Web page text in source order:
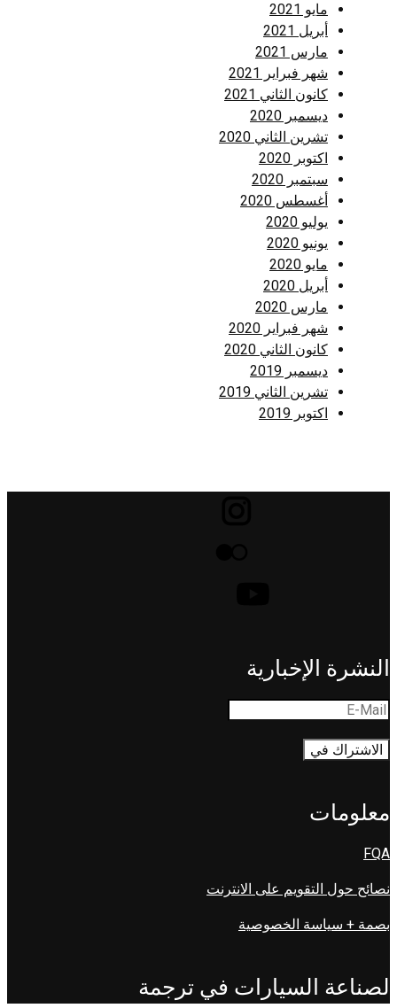
مايو 2021
أبريل 2021
مارس 2021
شهر فبراير 2021
كانون الثاني 2021
ديسمبر 2020
تشرين الثاني 2020
اكتوبر 2020
سبتمبر 2020
أغسطس 2020
يوليو 2020
يونيو 2020
مايو 2020
أبريل 2020
مارس 2020
شهر فبراير 2020
كانون الثاني 2020
ديسمبر 2019
تشرين الثاني 2019
اكتوبر 2019
النشرة الإخبارية
معلومات
FQA
نصائح حول التقويم على الانترنت
بصمة + سياسة الخصوصية
لصناعة السيارات في ترجمة